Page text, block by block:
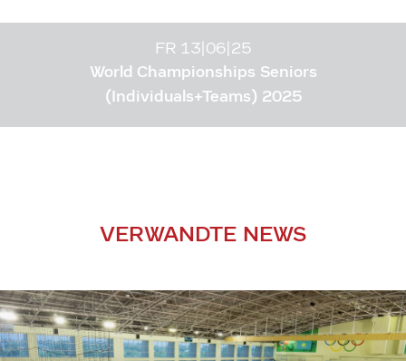
FR 13|06|25
World Championships Seniors
(Individuals+Teams) 2025
VERWANDTE NEWS